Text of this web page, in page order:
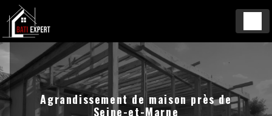
Agrandissement de maison près de
Seine-et-Marne
Panneau de gestion des cookies